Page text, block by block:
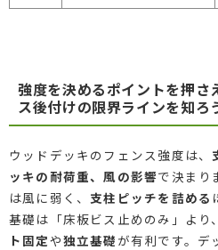
強度を決めるポイントを押さ
ス後付けの限界ラインを知ろ
ウッドデッキのフェンス強度は、
ッキの耐荷重、風の影響で決まり
は風に弱く、 支柱ピッチを詰める
基礎は「床板ビス止めのみ」より、
ト固定や独立基礎 が有利です。デ